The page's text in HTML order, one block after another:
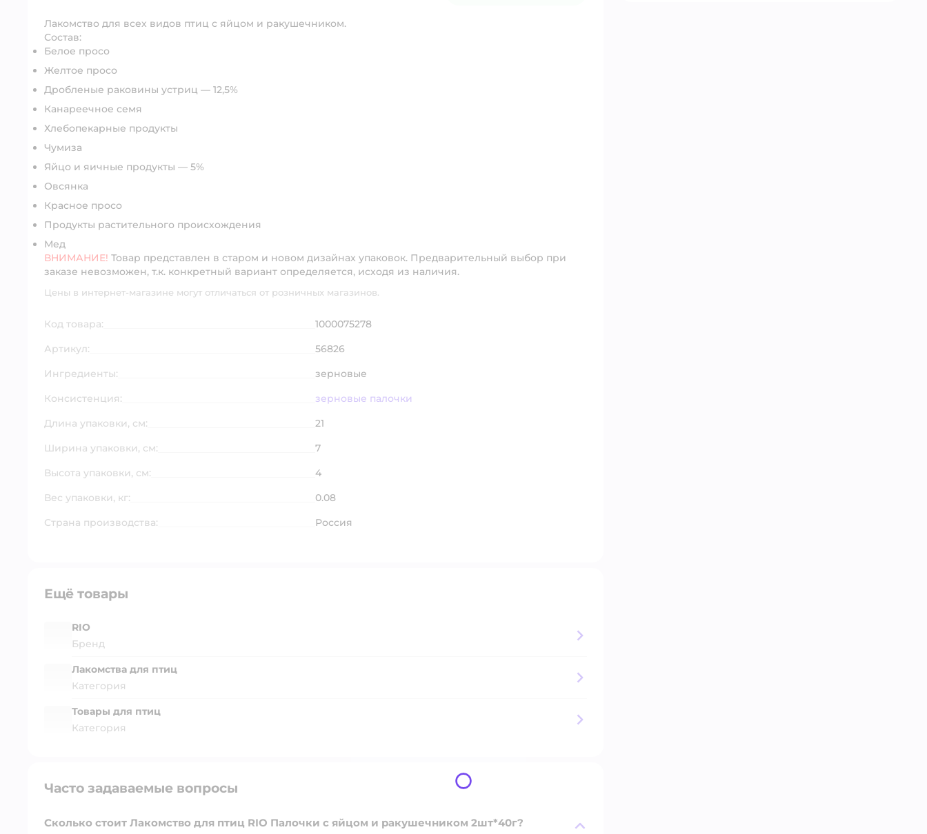
Лакомство для всех видов птиц с яйцом и ракушечником.
Состав:
Белое просо
Желтое просо
Дробленые раковины устриц — 12,5%
Канареечное семя
Хлебопекарные продукты
Чумиза
Яйцо и яичные продукты — 5%
Овсянка
Красное просо
Продукты растительного происхождения
Мед
ВНИМАНИЕ! Товар представлен в старом и новом дизайнах упаковок. Предварительный выбор при
заказе невозможен, т.к. конкретный вариант определяется, исходя из наличия.
Цены в интернет-магазине могут отличаться от розничных магазинов.
Код товара:
1000075278
Артикул:
56826
Ингредиенты:
зерновые
Консистенция:
зерновые палочки
Длина упаковки, см:
21
Ширина упаковки, см:
7
Высота упаковки, см:
4
Вес упаковки, кг:
0.08
Страна производства:
Россия
Ещё товары
RIO
Бренд
Лакомства для птиц
Категория
Товары для птиц
Категория
Часто задаваемые вопросы
Сколько стоит Лакомство для птиц RIO Палочки с яйцом и ракушечником 2шт*40г?